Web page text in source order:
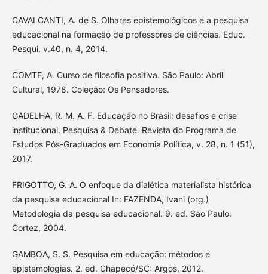
CAVALCANTI, A. de S. Olhares epistemológicos e a pesquisa
educacional na formação de professores de ciências. Educ.
Pesqui. v.40, n. 4, 2014.
COMTE, A. Curso de filosofia positiva. São Paulo: Abril
Cultural, 1978. Coleção: Os Pensadores.
GADELHA, R. M. A. F. Educação no Brasil: desafios e crise
institucional. Pesquisa & Debate. Revista do Programa de
Estudos Pós-Graduados em Economia Política, v. 28, n. 1 (51),
2017.
FRIGOTTO, G. A. O enfoque da dialética materialista histórica
da pesquisa educacional In: FAZENDA, Ivani (org.)
Metodologia da pesquisa educacional. 9. ed. São Paulo:
Cortez, 2004.
GAMBOA, S. S. Pesquisa em educação: métodos e
epistemologias. 2. ed. Chapecó/SC: Argos, 2012.